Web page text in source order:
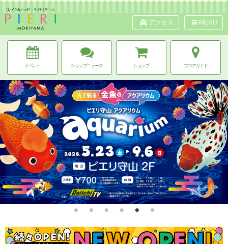
アクセス MENU
イベント ショップニュース ショップ フロアガイド